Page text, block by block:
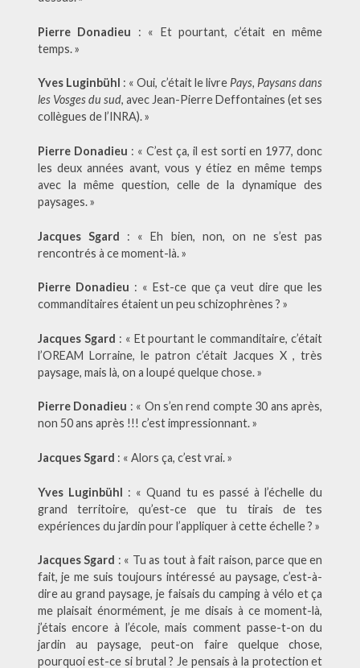
Pierre Donadieu : « Et pourtant, c’était en même
temps. »
Yves Luginbühl : « Oui, c’était le livre Pays, Paysans dans
les Vosges du sud, avec Jean-Pierre Deffontaines (et ses
collègues de l’INRA). »
Pierre Donadieu : « C’est ça, il est sorti en 1977, donc
les deux années avant, vous y étiez en même temps
avec la même question, celle de la dynamique des
paysages. »
Jacques Sgard : « Eh bien, non, on ne s’est pas
rencontrés à ce moment-là. »
Pierre Donadieu : « Est-ce que ça veut dire que les
commanditaires étaient un peu schizophrènes ? »
Jacques Sgard : « Et pourtant le commanditaire, c’était
l’OREAM Lorraine, le patron c’était Jacques X , très
paysage, mais là, on a loupé quelque chose. »
Pierre Donadieu : « On s’en rend compte 30 ans après,
non 50 ans après !!! c’est impressionnant. »
Jacques Sgard : « Alors ça, c’est vrai. »
Yves Luginbühl : « Quand tu es passé à l’échelle du
grand territoire, qu’est-ce que tu tirais de tes
expériences du jardin pour l’appliquer à cette échelle ? »
Jacques Sgard : « Tu as tout à fait raison, parce que en
fait, je me suis toujours intéressé au paysage, c’est-à-
dire au grand paysage, je faisais du camping à vélo et ça
me plaisait énormément, je me disais à ce moment-là,
j’étais encore à l’école, mais comment passe-t-on du
jardin au paysage, peut-on faire quelque chose,
pourquoi est-ce si brutal ? Je pensais à la protection et